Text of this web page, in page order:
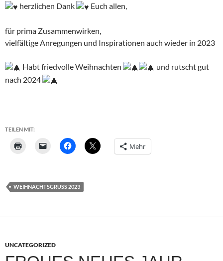
herzlichen Dank Euch allen,
für prima Zusammenwirken,
vielfältige Anregungen und Inspirationen auch wieder in 2023
Habt friedvolle Weihnachten
und rutscht gut
nach 2024
TEILEN MIT:
Mehr
WEIHNACHTSGRUSS 2023
UNCATEGORIZED